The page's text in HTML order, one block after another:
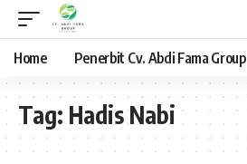
Home Penerbit Cv. Abdi Fama Group
Tag: Hadis Nabi